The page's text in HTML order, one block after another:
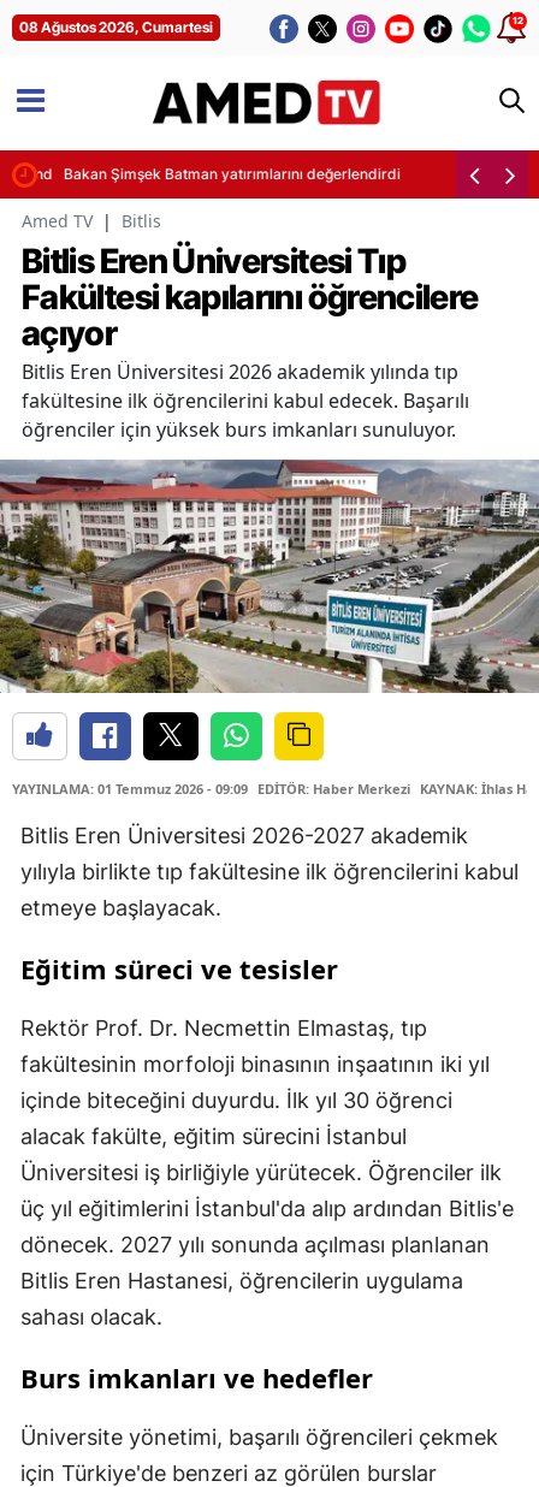
08 Ağustos 2026, Cumartesi 12
Bakan Şimşek Batman yatırımlarını değerlendirdi
Amed TV | Bitlis
Bitlis Eren Üniversitesi Tıp
Fakültesi kapılarını öğrencilere
açıyor
Bitlis Eren Üniversitesi 2026 akademik yılında tıp
fakültesine ilk öğrencilerini kabul edecek. Başarılı
öğrenciler için yüksek burs imkanları sunuluyor.
YAYINLAMA: 01 Temmuz 2026 - 09:09 EDİTÖR: Haber Merkezi KAYNAK: İhlas
Bitlis Eren Üniversitesi 2026-2027 akademik
yılıyla birlikte tıp fakültesine ilk öğrencilerini kabul
etmeye başlayacak.
Eğitim süreci ve tesisler
Rektör Prof. Dr. Necmettin Elmastaş, tıp
fakültesinin morfoloji binasının inşaatının iki yıl
içinde biteceğini duyurdu. İlk yıl 30 öğrenci
alacak fakülte, eğitim sürecini İstanbul
Üniversitesi iş birliğiyle yürütecek. Öğrenciler ilk
üç yıl eğitimlerini İstanbul'da alıp ardından Bitlis'e
dönecek. 2027 yılı sonunda açılması planlanan
Bitlis Eren Hastanesi, öğrencilerin uygulama
sahası olacak.
Burs imkanları ve hedefler
Üniversite yönetimi, başarılı öğrencileri çekmek
için Türkiye'de benzeri az görülen burslar